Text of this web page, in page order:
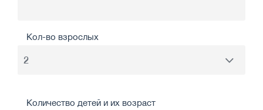
Кол-во взрослых
Количество детей и их возраст